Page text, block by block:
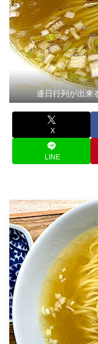
連日行列が出来
X
LINE